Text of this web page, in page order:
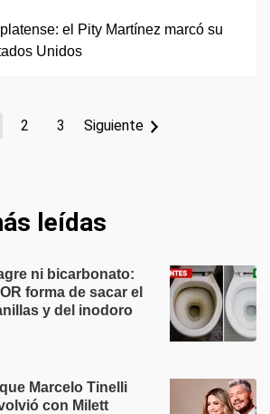
2 3 Siguiente
leídas
ni bicarbonato:
forma de sacar el
y del inodoro
Marcelo Tinelli
con Milett